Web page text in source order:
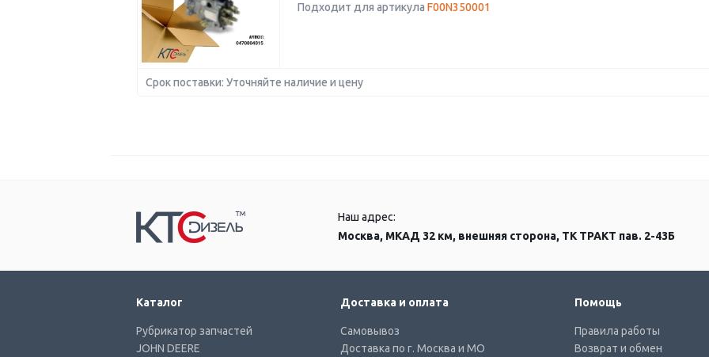
Подходит для артикула F00N350001
Срок поставки: Уточняйте наличие и цену
Наш адрес:
Москва, МКАД 32 км, внешняя сторона, ТК ТРАКТ пав. 2-43Б
Каталог
Рубрикатор запчастей
JOHN DEERE
Доставка и оплата
Самовывоз
Доставка по г. Москва и МО
Помощь
Правила работы
Возврат и обмен